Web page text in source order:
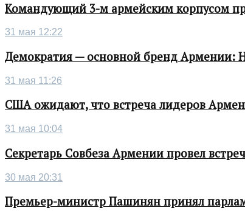
Командующий 3-м армейским корпусом
31 мая 12:22
Демократия — основной бренд Армении:
31 мая 11:26
США ожидают, что встреча лидеров
31 мая 10:04
Секретарь Совбеза Армении провел
30 мая 20:31
Премьер-министр Пашинян принял